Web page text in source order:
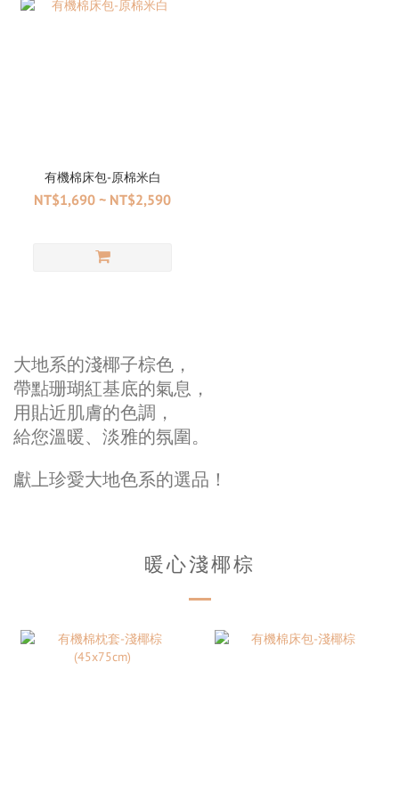
有機棉床包-原棉米白
NT$1,690 ~ NT$2,590
大地系的淺椰子棕色，
帶點珊瑚紅基底的氣息，
用貼近肌膚的色調，
給您溫暖、淡雅的氛圍。
獻上珍愛大地色系的選品！
暖心淺椰棕